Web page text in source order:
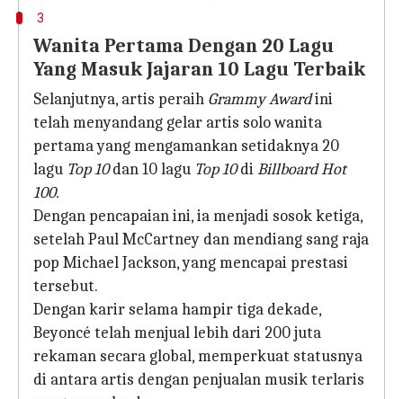
3
Wanita Pertama Dengan 20 Lagu
Yang Masuk Jajaran 10 Lagu Terbaik
Selanjutnya, artis peraih Grammy Awardini
telah menyandang gelar artis solo wanita
pertama yang mengamankan setidaknya 20
lagu Top 10dan 10 lagu Top 10diBillboard Hot
100.
Dengan pencapaian ini, ia menjadi sosok ketiga,
setelah Paul McCartney dan mendiang sang raja
pop Michael Jackson, yang mencapai prestasi
tersebut.
Dengan karir selama hampir tiga dekade,
Beyoncé telah menjual lebih dari 200 juta
rekaman secara global, memperkuat statusnya
di antara artis dengan penjualan musik terlaris